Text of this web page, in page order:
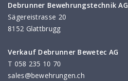
Debrunner Bewehrungstechnik AG
Sägereistrasse 20
8152 Glattbrugg
Verkauf Debrunner Bewetec AG
T 058 235 10 70
sales@bewehrungen.ch